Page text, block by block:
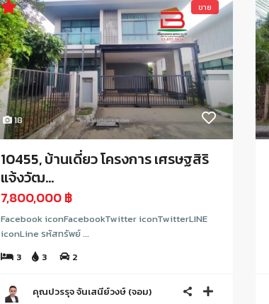
18
ขาย
10455, บ้านเดี่ยว โครงการ เศรษฐสิริ
แจ้งวัฒ...
7,800,000 ฿
Facebook iconFacebookTwitter iconTwitterLINE
iconLine รหัสทรัพย์ ...
3
3 2
คุณปวรรุจ จันเสนีย์วงษ์ (จอม)